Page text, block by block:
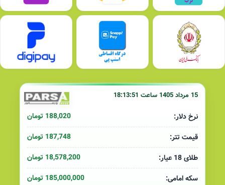
15 مرداد 1405 ساعت 18:13:51
نرخ دلار:
188,020 تومان
قیمت تتر:
187,748 تومان
طلای 18 عیار:
18,578,200 تومان
سکه امامی:
185,000,000 تومان